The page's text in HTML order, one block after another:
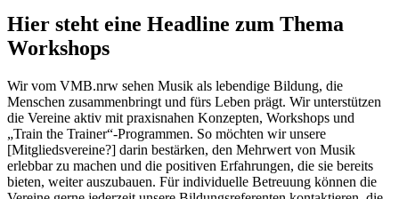
Hier steht eine Headline zum Thema
Workshops
Wir vom VMB.nrw sehen Musik als lebendige Bildung, die
Menschen zusammenbringt und fürs Leben prägt. Wir unterstützen
die Vereine aktiv mit praxisnahen Konzepten, Workshops und
„Train the Trainer“-Programmen. So möchten wir unsere
[Mitgliedsvereine?] darin bestärken, den Mehrwert von Musik
erlebbar zu machen und die positiven Erfahrungen, die sie bereits
bieten, weiter auszubauen. Für individuelle Betreuung können die